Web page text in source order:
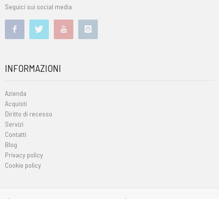
Seguici sui social media
INFORMAZIONI
Azienda
Acquisti
Diritto di recesso
Servizi
Contatti
Blog
Privacy policy
Cookie policy